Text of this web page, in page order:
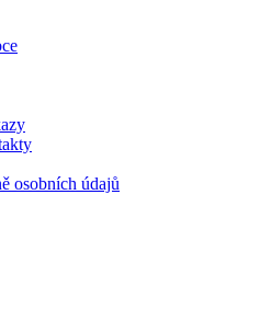
osobních údajů